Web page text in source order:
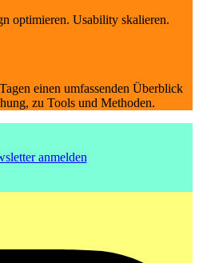
optimieren. Usability skalieren.
einen umfassenden Überblick
zu Tools und Methoden.
anmelden